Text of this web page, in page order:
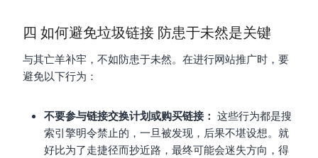
四 如何避免垃圾链接 防患于未然是关键
与其亡羊补牢，不如防患于未然。在进行网站推广时，要
避免以下行为：
不要参与链接交换计划或购买链接： 这些行为都是搜
索引擎明令禁止的，一旦被发现，后果不堪设想。就
好比为了走捷径而抄近路，最终可能会迷失方向，得